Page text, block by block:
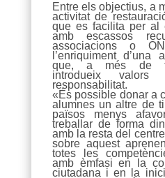
Entre els objectius, a
activitat de
que es facilita per al
amb escassos
associacions o
l’enriquiment d’una
que, a més de
introdueix
responsabilitat.
«És possible donar a
alumnes un altre de
països menys
treballar de forma
amb la resta del
sobre aquest
totes les
amb èmfasi en la
ciutadana i en la